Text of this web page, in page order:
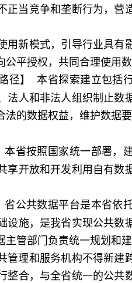
当竞争和垄断行为，营
新模式，引导行业具有
平授权，共同合理使用
径】 本省探索建立包括
法人和非法人组织制止数
的数据权益，维护数据要
省按照国家统一部署，
享开放和开发利用自有数
公共数据平台是本省依
设施，是我省实现公共数
管部门负责统一规划和建
理和服务机构不得新建
整合，与全省统一的公共